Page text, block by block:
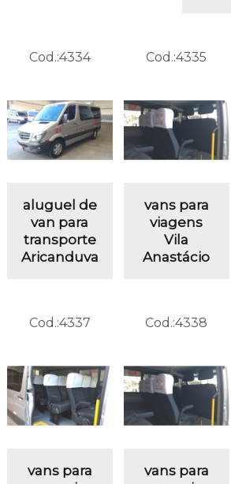
Cod.:4334
aluguel de
van para
transporte
Aricanduva
Cod.:4335
vans para
viagens
Vila
Anastácio
Cod.:4337
vans para
Cod.:4338
vans para